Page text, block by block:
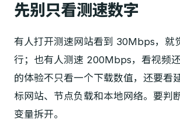
先别只看测速数字
有人打开测速网站看到 30Mbps，就
行；也有人测速 200Mbps，看视频
的体验不只看一个下载数值，还要看
标网站、节点负载和本地网络。要判
变量拆开。